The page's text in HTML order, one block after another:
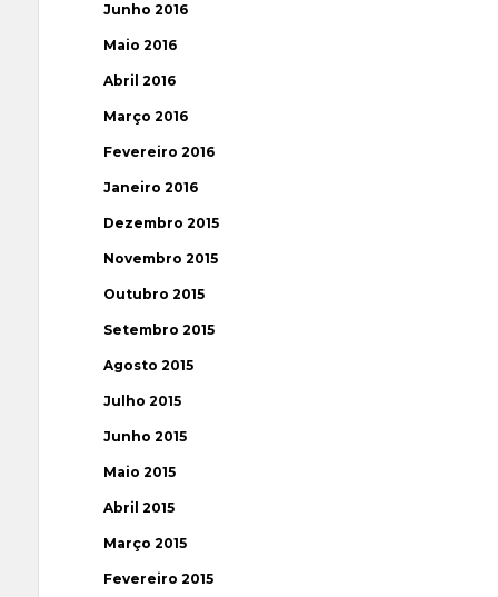
Junho 2016
Maio 2016
Abril 2016
Março 2016
Fevereiro 2016
Janeiro 2016
Dezembro 2015
Novembro 2015
Outubro 2015
Setembro 2015
Agosto 2015
Julho 2015
Junho 2015
Maio 2015
Abril 2015
Março 2015
Fevereiro 2015